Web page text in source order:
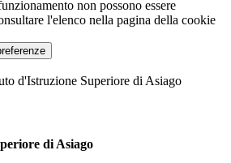
non possono essere
l'elenco nella pagina della cookie
d'Istruzione Superiore di Asiago
di Asiago